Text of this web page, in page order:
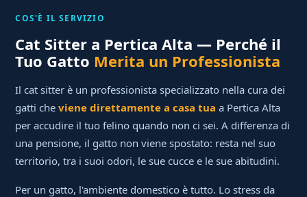
COS'È IL SERVIZIO
Cat Sitter a Pertica Alta — Perché il
Tuo Gatto Merita un Professionista
Il cat sitter è un professionista specializzato nella cura dei
gatti cheviene direttamente a casa tua a Pertica Alta
per accudire il tuo felino quando non ci sei. A differenza di
una pensione, il gatto non viene spostato: resta nel suo
territorio, tra i suoi odori, le sue cucce e le sue abitudini.
Per un gatto, l'ambiente domestico è tutto. Lo stress da